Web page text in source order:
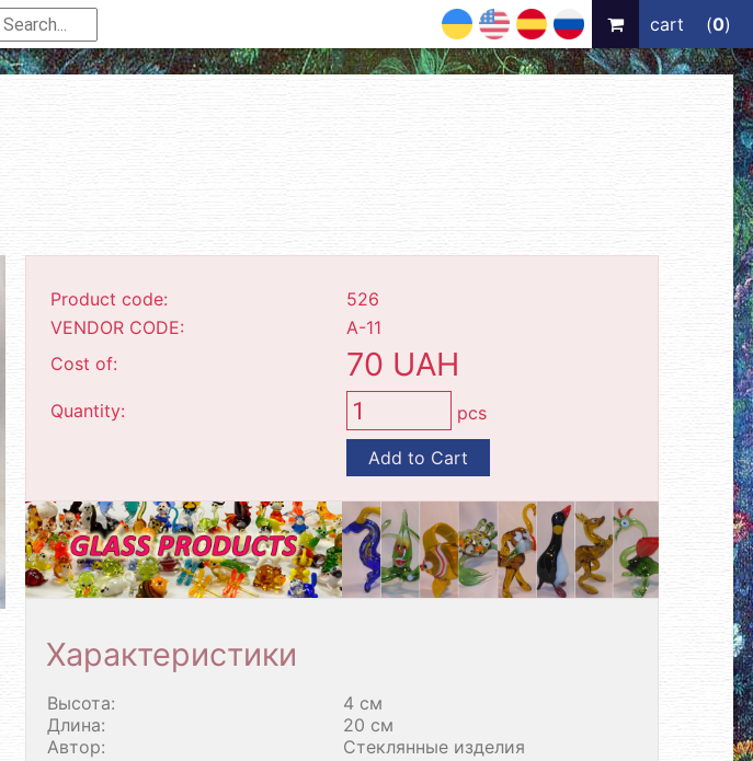
cart (0)
UA EN ES RU
Product code:
526
VENDOR CODE:
А-11
Cost of:
70 UAH
Quantity: pcs
Add to Cart
Характеристики
Высота:
4 см
Длина:
20 см
Автор:
Стеклянные изделия